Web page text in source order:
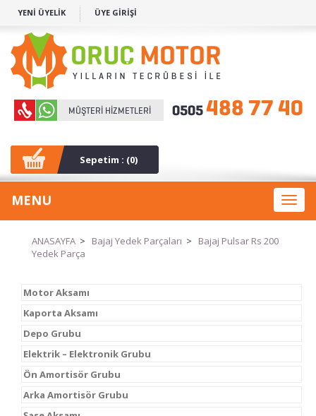
YENİ ÜYELİK ÜYE GİRİŞİ
Sepetim : (0)
Toggle
MENU
ANASAYFA > Bajaj Yedek Parçaları >
Bajaj Pulsar Rs 200
Yedek Parça
Motor Aksamı
Kaporta Aksamı
Depo Grubu
Elektrik – Elektronik Grubu
Ön Amortisör Grubu
Arka Amortisör Grubu